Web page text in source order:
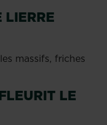
LIERRE
massifs, friches
LE